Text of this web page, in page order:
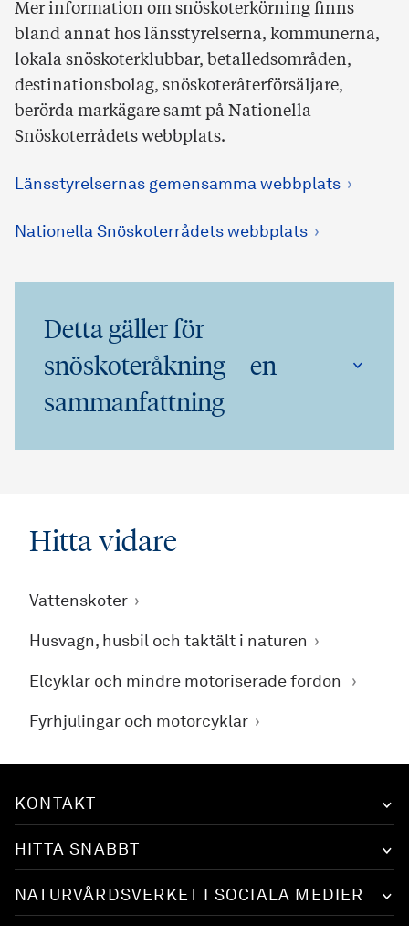
Mer information om snöskoterkörning finns
bland annat hos länsstyrelserna, kommunerna,
lokala snöskoterklubbar, betalledsområden,
destinationsbolag, snöskoteråterförsäljare,
berörda markägare samt på Nationella
Snöskoterrådets webbplats.
Länsstyrelsernas gemensamma webbplats
Nationella Snöskoterrådets webbplats
Detta gäller för
snöskoteråkning – en
sammanfattning
Hitta vidare
Vattenskoter
Husvagn, husbil och taktält i naturen
Elcyklar och mindre motoriserade fordon
Fyrhjulingar och motorcyklar
KONTAKT
HITTA SNABBT
NATURVÅRDSVERKET I SOCIALA MEDIER